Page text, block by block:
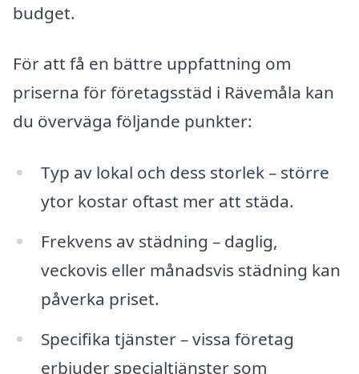
budget.
För att få en bättre uppfattning om
priserna för företagsstäd i Rävemåla kan
du överväga följande punkter:
Typ av lokal och dess storlek – större
ytor kostar oftast mer att städa.
Frekvens av städning – daglig,
veckovis eller månadsvis städning kan
påverka priset.
Specifika tjänster – vissa företag
erbjuder specialtjänster som